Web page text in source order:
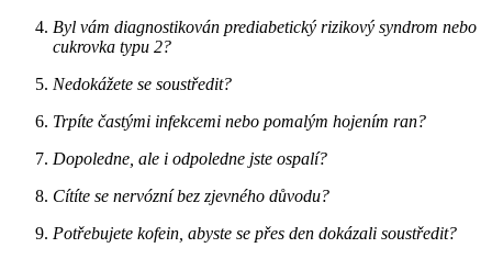
Byl vám diagnostikován prediabetický rizikový syndrom nebo
cukrovka typu 2?
Nedokážete se soustředit?
Trpíte častými infekcemi nebo pomalým hojením ran?
Dopoledne, ale i odpoledne jste ospalí?
Cítíte se nervózní bez zjevného důvodu?
Potřebujete kofein, abyste se přes den dokázali soustředit?